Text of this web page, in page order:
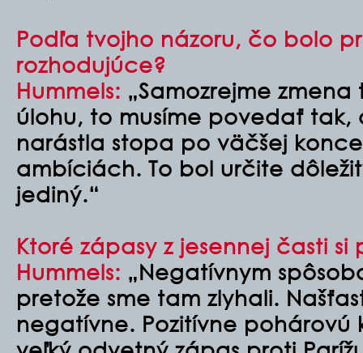
Podľa tvojho názoru, čo bolo
rozhodujúce?
Hummels: „Samozrejme
úlohu, to musíme povedať tak,
narástla stopa po väčšej
ambíciách. To bol určite
jediný.“
Ktoré zápasy z jesennej časti si
Hummels: „Negatívnym
pretože sme tam zlyhali.
negatívne. Pozitívne pohárovú